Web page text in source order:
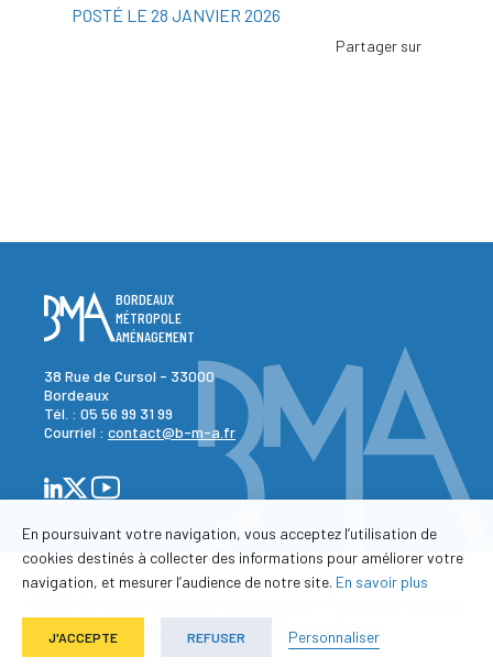
POSTÉ LE 28 JANVIER 2026
Twitter
Viadeo
ScoopIt
BORDEAUX
MÉTROPOLE
AMÉNAGEMENT
38 Rue de Cursol - 33000
Bordeaux
Tél. : 05 56 99 31 99
Courriel : contact@b-m-a.fr
- -
En poursuivant votre navigation, vous acceptez l’utilisation de
cookies destinés à collecter des informations pour améliorer votre
navigation, et mesurer l’audience de notre site. En savoir plus
J'ACCEPTE REFUSER Personnaliser